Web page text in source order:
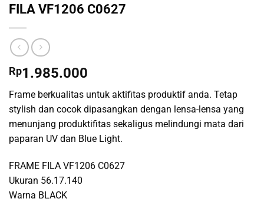
FILA VF1206 C0627
Rp1.985.000
Frame berkualitas untuk aktifitas produktif anda. Tetap
stylish dan cocok dipasangkan dengan lensa-lensa yang
menunjang produktifitas sekaligus melindungi mata dari
paparan UV dan Blue Light.
FRAME FILA VF1206 C0627
Ukuran 56.17.140
Warna BLACK